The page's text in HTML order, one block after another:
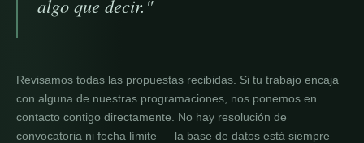
algo que decir."
Revisamos todas las propuestas recibidas. Si tu trabajo encaja
con alguna de nuestras programaciones, nos ponemos en
contacto contigo directamente. No hay resolución de
convocatoria ni fecha límite — la base de datos está siempre